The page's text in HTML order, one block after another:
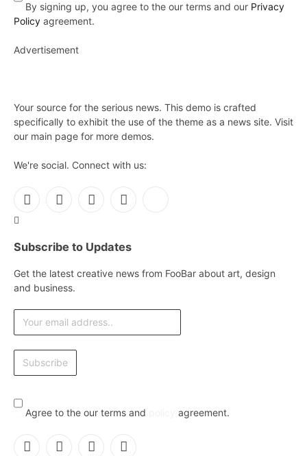
By signing up, you agree to the our terms and our Privacy
Policy agreement.
Advertisement
Your source for the serious news. This demo is crafted
specifically to exhibit the use of the theme as a news site. Visit
our main page for more demos.
We're social. Connect with us:
Facebook
X
InstagramPinterest
Subscribe to Updates
Get the latest creative news from FooBar about art, design
and business.
Agree to the our terms and agreement.
Facebook
X InstagramPinterest